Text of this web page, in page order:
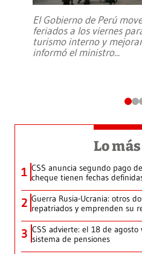
El Gobierno de Perú
feriados a los viernes
turismo interno y
informó el ministro...
Lo
1 CSS anuncia segundo pago
cheque tienen fechas
2 Guerra Rusia-Ucrania: otros
repatriados y emprenden su
3 CSS advierte: el 18 de
sistema de pensiones